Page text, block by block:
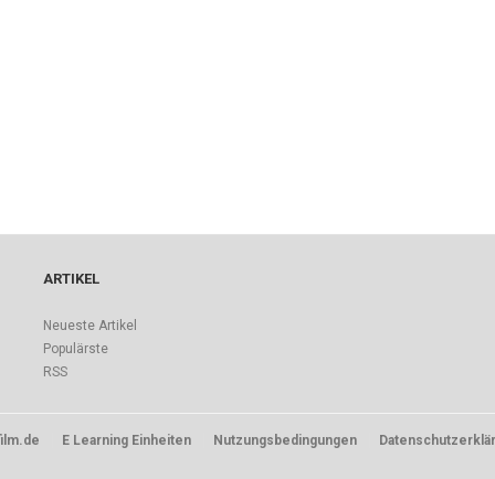
ARTIKEL
Neueste Artikel
Populärste
RSS
E Learning Einheiten Nutzungsbedingungen